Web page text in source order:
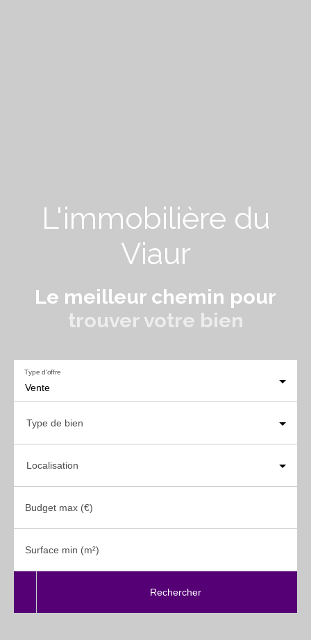
L'immobilière du
Viaur
Le meilleur chemin pour
trouver votre bien
Vente
Type d'offre
Type de bien
Localisation
Budget max (€)
Surface min (m²)
Rechercher